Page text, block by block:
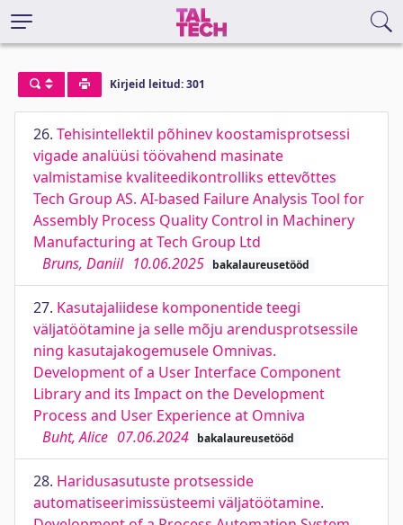
Kirjeid leitud: 301
26. Tehisintellektil põhinev koostamisprotsessi
vigade analüüsi töövahend masinate
valmistamise kvaliteedikontrolliks ettevõttes
Tech Group AS. AI-based Failure Analysis Tool for
Assembly Process Quality Control in Machinery
Manufacturing at Tech Group Ltd
Bruns, Daniil 10.06.2025 bakalaureusetööd
27. Kasutajaliidese komponentide teegi
väljatöötamine ja selle mõju arendusprotsessile
ning kasutajakogemusele Omnivas.
Development of a User Interface Component
Library and its Impact on the Development
Process and User Experience at Omniva
Buht, Alice 07.06.2024 bakalaureusetööd
28. Haridusasutuste protsesside
automatiseerimissüsteemi väljatöötamine.